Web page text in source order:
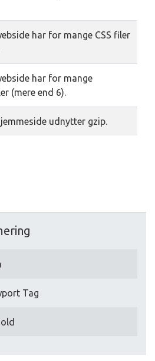
har for mange CSS filer
har for mange
(mere end 6).
udnytter gzip.
Tag